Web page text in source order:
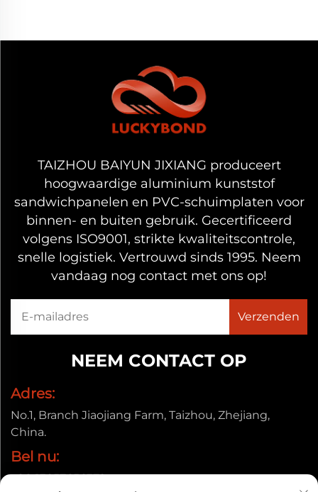
meter en een kantoorgebouw van 2.400
vierkante meter. Onze ISO9001-certificering
garandeert strikte kwaliteitscontrole, efficiënte
logistieke processen, responsieve
communicatie en duurzame stabiliteit voor elke
bestelling.
Het aluminium sandwichpaneel is een van onze
kernproductlijnen, ontwikkeld voor uitstekende
duurzaamheid, perfecte vlakheid en
ontwerpvrijheid. Als lichtgewicht maar sterke
bekledingsmateriaal levert het superieure
prestaties in zowel binnen- als
populaire keuze is voor architecten, aannemers,
merkeigenaren en projectmanagers in de
industrie. Onze focus op materiaalkunde en
precisiefabricage stelt ons in staat om
tegemoet te komen aan de eisen van zowel
kleine op maat gemaakte projecten als grote
TAIZHOU BAIYUN JIXIANG produceert
hoogwaardige aluminium kunststof
sandwichpanelen en PVC-schuimplaten voor
binnen- en buiten gebruik. Gecertificeerd
volgens ISO9001, strikte kwaliteitscontrole,
snelle logistiek. Vertrouwd sinds 1995. Neem
vandaag nog contact met ons op!
NEEM CONTACT OP
Adres:
No.1, Branch Jiaojiang Farm, Taizhou, Zhejiang,
China.
Bel nu:
+86-13857656372